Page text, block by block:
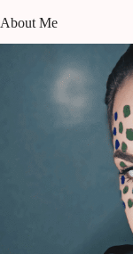
About Me